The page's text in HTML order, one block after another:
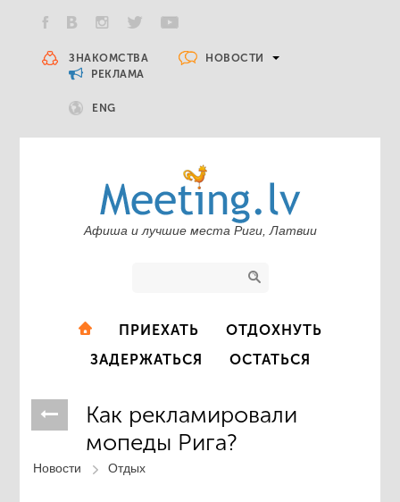
ЗНАКОМСТВА
НОВОСТИ
РЕКЛАМА
ENG
Афиша и лучшие места Риги, Латвии
ПРИЕХАТЬ
ОТДОХНУТЬ
ЗАДЕРЖАТЬСЯ
ОСТАТЬСЯ
Как рекламировали
мопеды Рига?
Новости Отдых